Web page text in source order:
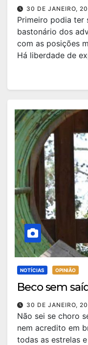
30 DE JANEIRO,
Primeiro podia ter
bastonário dos
com as posições
Há liberdade de
NOTÍCIAS OPINIÃO
Beco sem
30 DE JANEIRO,
Não sei se choro
nem acredito em
todas as estrelas